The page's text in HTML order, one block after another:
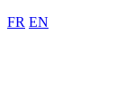
FR EN